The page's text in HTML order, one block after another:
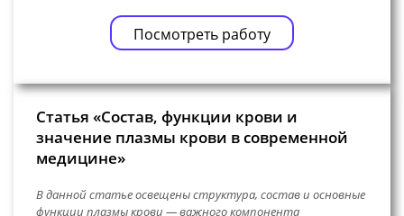
Посмотреть работу
Статья «Состав, функции крови и
значение плазмы крови в современной
медицине»
В данной статье освещены структура, состав и основные
функции плазмы крови — важного компонента